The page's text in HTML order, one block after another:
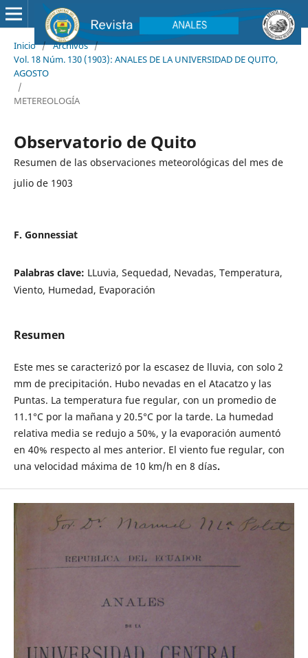
Inicio / Archivos /
Vol. 18 Núm. 130 (1903): ANALES DE LA UNIVERSIDAD DE QUITO,
AGOSTO
/
METEREOLOGÍA
Observatorio de Quito
Resumen de las observaciones meteorológicas del mes de
julio de 1903
F. Gonnessiat
Palabras clave: LLuvia, Sequedad, Nevadas, Temperatura,
Viento, Humedad, Evaporación
Resumen
Este mes se caracterizó por la escasez de lluvia, con solo 2
mm de precipitación. Hubo nevadas en el Atacatzo y las
Puntas. La temperatura fue regular, con un promedio de
11.1°C por la mañana y 20.5°C por la tarde. La humedad
relativa media se redujo a 50%, y la evaporación aumentó
en 40% respecto al mes anterior. El viento fue regular, con
una velocidad máxima de 10 km/h en 8 días.